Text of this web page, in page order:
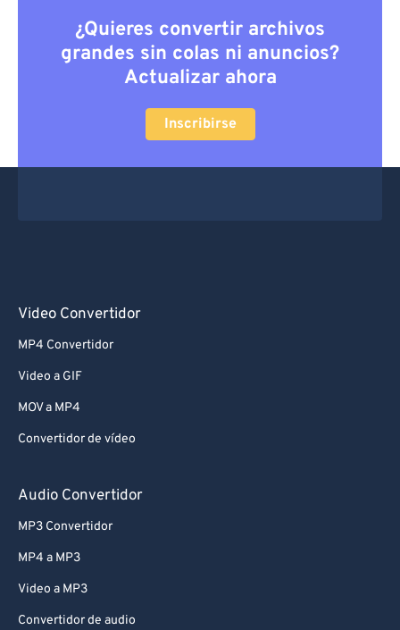
¿Quieres convertir archivos
grandes sin colas ni anuncios?
Actualizar ahora
Inscribirse
Video Convertidor
MP4 Convertidor
Video a GIF
MOV a MP4
Convertidor de vídeo
Audio Convertidor
MP3 Convertidor
MP4 a MP3
Video a MP3
Convertidor de audio